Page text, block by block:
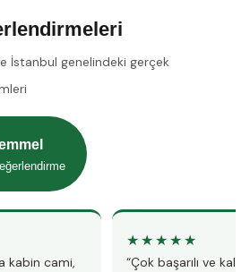
İstanbul genelindeki gerçek
kabin cami,
★★★★★
“Çok başarılı ve